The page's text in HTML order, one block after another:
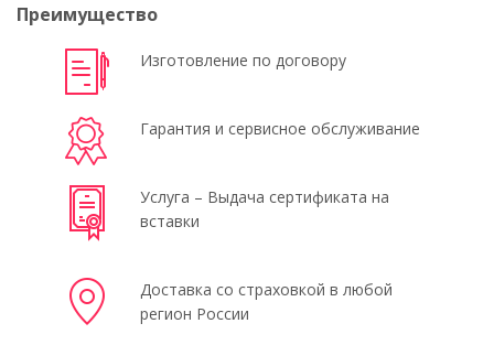
Преимущество
Изготовление по договору
Гарантия и сервисное обслуживание
Услуга – Выдача сертификата на
вставки
Доставка со страховкой в любой
регион России